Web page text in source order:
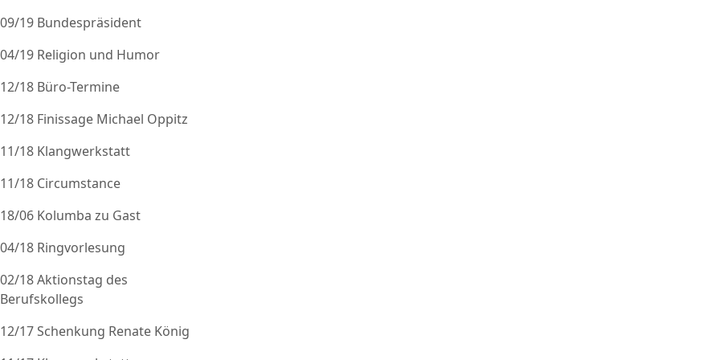
09/19 Bundespräsident
04/19 Religion und Humor
12/18 Büro-Termine
12/18 Finissage Michael Oppitz
11/18 Klangwerkstatt
11/18 Circumstance
18/06 Kolumba zu Gast
04/18 Ringvorlesung
02/18 Aktionstag des
Berufskollegs
12/17 Schenkung Renate König